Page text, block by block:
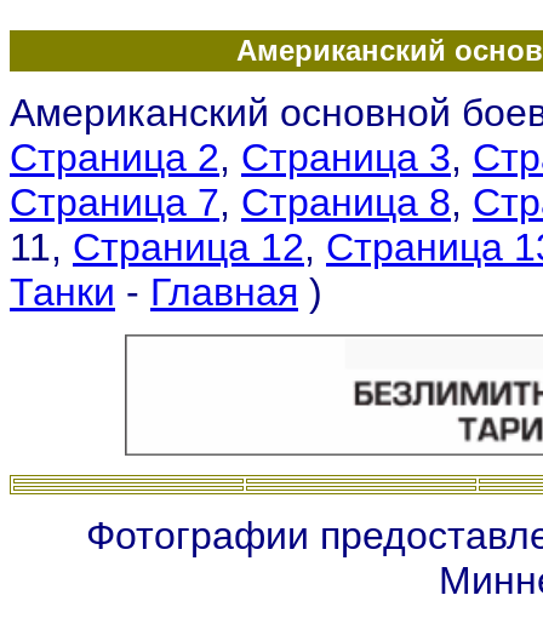
Американский
Американский основной
Страница 2, Страница 3,
Страница 7, Страница 8,
11, Страница 12, Страница
Танки - Главная )
Фотографии